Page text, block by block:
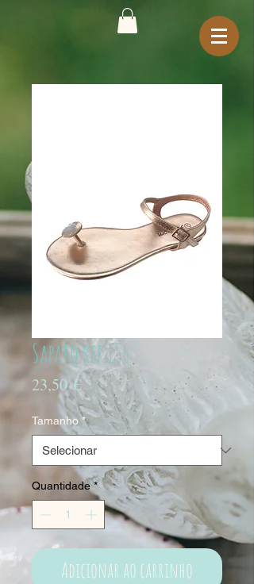
Sapato ref.156
23,50 €Preço
Tamanho *
Quantidade *
Adicionar ao carrinho